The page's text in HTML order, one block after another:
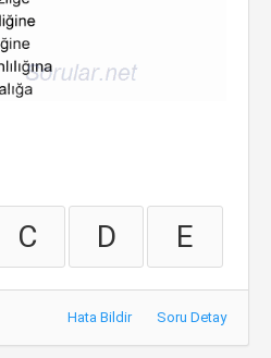
C D E
Hata Bildir Soru Detay